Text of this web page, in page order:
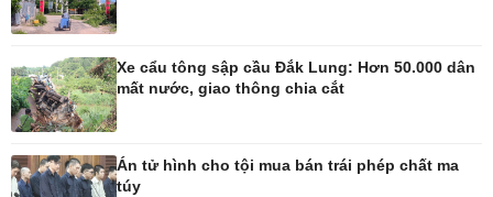
Pháp luật
Vụ án
Tin nóng
Bóng đá quốc tế
Xe cẩu tông sập cầu Đắk Lung: Hơn 50.000 dân
mất nước, giao thông chia cắt
Án tử hình cho tội mua bán trái phép chất ma
túy